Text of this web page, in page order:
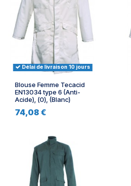
Délai de livraison 10 jours
Blouse Femme Tecacid
EN13034 type 6 (Anti-
Acide), (0), (Blanc)
74,08 €